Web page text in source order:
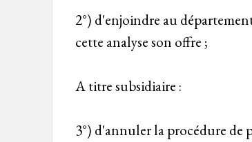
2°) d'enjoindre au
cette analyse son offre ;
A titre subsidiaire :
3°) d'annuler la procédure